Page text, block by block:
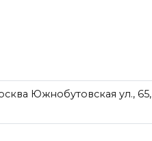
Южнобутовская ул., 65,